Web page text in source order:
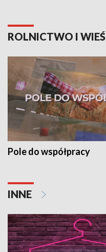
ROLNICTWO I WIEŚ
Pole do współpracy
INNE